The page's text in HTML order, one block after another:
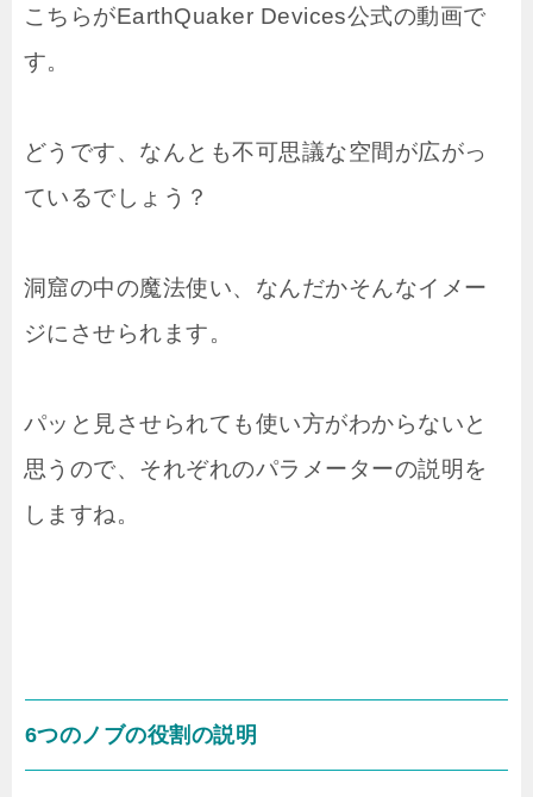
こちらがEarthQuaker Devices公式の動画で
す。
どうです、なんとも不可思議な空間が広がっ
ているでしょう？
洞窟の中の魔法使い、なんだかそんなイメー
ジにさせられます。
パッと見させられても使い方がわからないと
思うので、それぞれのパラメーターの説明を
しますね。
6つのノブの役割の説明